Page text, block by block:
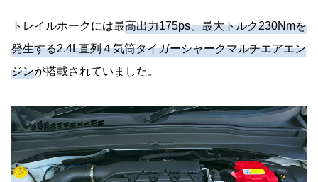
トレイルホークには最高出力175ps、最大トルク230Nmを
発生する2.4L直列４気筒タイガーシャークマルチエアエン
ジンが搭載されていました。